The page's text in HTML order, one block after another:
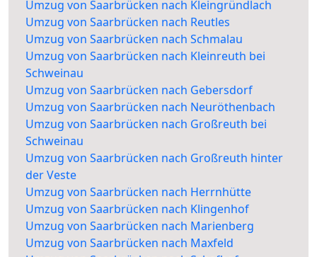
Umzug von Saarbrücken nach Kleingründlach
Umzug von Saarbrücken nach Reutles
Umzug von Saarbrücken nach Schmalau
Umzug von Saarbrücken nach Kleinreuth bei
Schweinau
Umzug von Saarbrücken nach Gebersdorf
Umzug von Saarbrücken nach Neuröthenbach
Umzug von Saarbrücken nach Großreuth bei
Schweinau
Umzug von Saarbrücken nach Großreuth hinter
der Veste
Umzug von Saarbrücken nach Herrnhütte
Umzug von Saarbrücken nach Klingenhof
Umzug von Saarbrücken nach Marienberg
Umzug von Saarbrücken nach Maxfeld